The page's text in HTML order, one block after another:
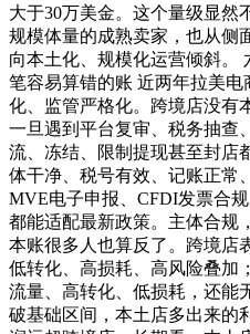
大于30万美金。这个量级显然
规模体量的成熟卖家，也从侧
向本土化、规模化运营倾斜。
笔容易算错的账 近两年拉美
化、监管严格化。跨境店没有
一旦遇到平台复审、税务抽查
流、冻结、限制提现甚至封店
体干净、税号有效、记账正常
MVE电子申报、CFDI发票合
都能适配最新政策。主体合规
本账很多人也算反了。跨境店
低转化、高损耗、高风险叠加
流量、高转化、低损耗，还能
破基础区间，本土店多出来的